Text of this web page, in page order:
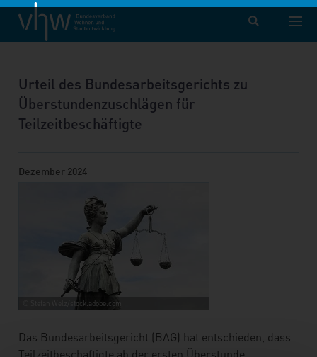
vhw – Bundesverband für Wohnen und Stadtentwicklung e. V.
Aktuelle Nachrichtenübersicht
Urteil des Bundesarbeitsgerichts zu
Überstundenzuschlägen für
Teilzeitbeschäftigte
Dezember 2024
© Stefan Welz/stock.adobe.com
Das Bundesarbeitsgericht (BAG) hat entschieden, dass
Teilzeitbeschäftigte ab der ersten Überstunde